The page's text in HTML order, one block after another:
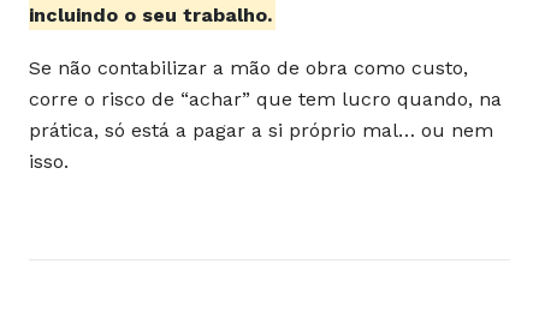
incluindo o seu trabalho.
Se não contabilizar a mão de obra como custo,
corre o risco de “achar” que tem lucro quando, na
prática, só está a pagar a si próprio mal… ou nem
isso.